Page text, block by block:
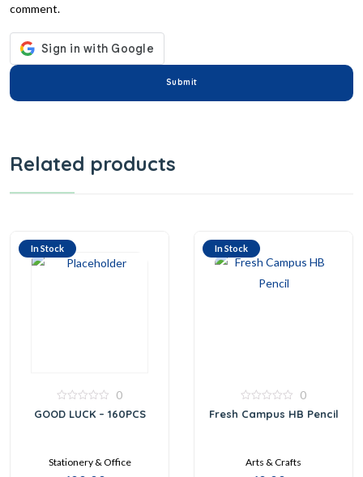
comment.
Related products
In Stock
0
out
0
GOOD LUCK – 160PCS
Stationery & Office
In Stock
0
out
0
Fresh Campus HB Pencil
Arts & Crafts